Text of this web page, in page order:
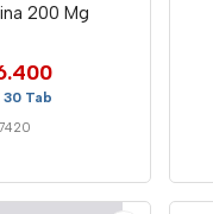
200 Mg
30 Tab